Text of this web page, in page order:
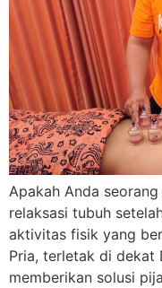
Apakah Anda
relaksasi tubuh
aktivitas fisik yang
Pria, terletak di dekat
memberikan solusi